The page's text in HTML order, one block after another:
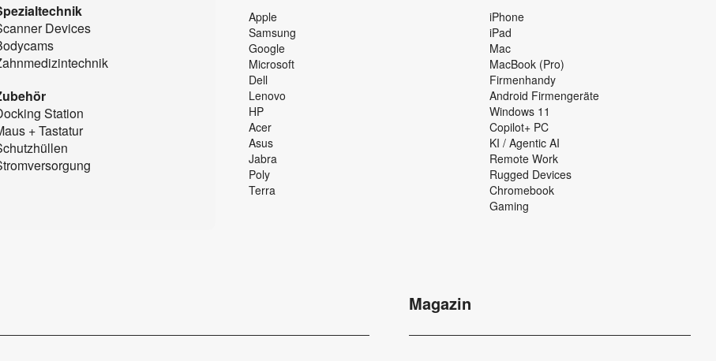
Devices
Station
+ Tastatur
Apple
Samsung
Google
Microsoft
Dell
Lenovo
HP
Acer
Asus
Jabra
Poly
Terra
iPhone
iPad
Mac
MacBook (Pro)
Firmenhandy
Android Firmengeräte
Windows 11
Copilot+ PC
KI / Agentic AI
Remote Work
Rugged Devices
Chromebook
Gaming
Magazin